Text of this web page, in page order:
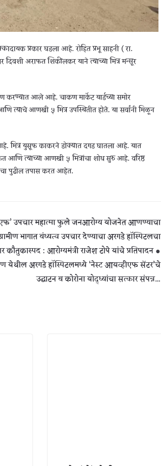
प्रकार घडला आहे. रोहित प्रभू साहनी ( रा.
अराफत शिकीलकर याने त्याच्या मित्र मन्सूर
करण्यात आले आहे. चाकण मार्केट यार्डच्या समोर
त्याचे आणखी ५ मित्र उपस्थितीत होते. या सर्वांनी मिळून
आहे. मित्र युसूफ काकरने डोक्यात दगड घातला आहे. यात
आणि त्याच्या आणखी ५ मित्रांचा शोध सुरु आहे. वरिष्ठ
पुढील तपास करत आहेत.
उपचार महात्मा फुले जनआरोग्य योजनेत आणण्याचा
भागात वंध्यत्व उपचार देण्याचा अरगडे हॉस्पिटलचा
कौतुकास्पद : आरोग्यमंत्री राजेश टोपे यांचे प्रतिपादन ●
येथील अरगडे हॉस्पिटलमध्ये ‘नेस्ट आयव्हीएफ सेंटर’चे
उद्घाटन व कोरोना योद्ध्यांचा सत्कार संपन्न…